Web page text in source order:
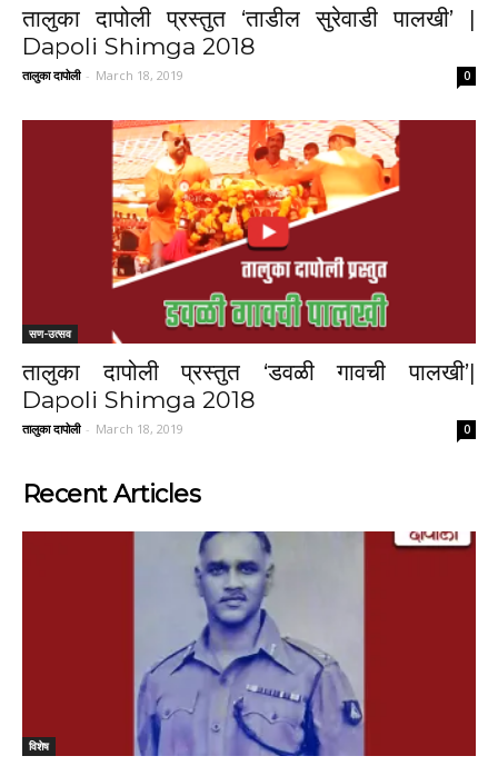
तालुका दापोली प्रस्तुत ‘ताडील सुरेवाडी पालखी’ |
Dapoli Shimga 2018
तालुका दापोली - March 18, 2019 0
सण-उत्सव
तालुका दापोली प्रस्तुत ‘डवळी गावची पालखी’|
Dapoli Shimga 2018
तालुका दापोली - March 18, 2019 0
Recent Articles
विशेष